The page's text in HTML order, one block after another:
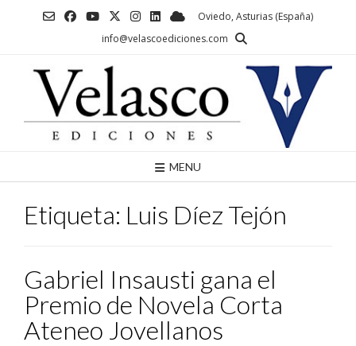
Oviedo, Asturias (España)
info@velascoediciones.com
MENU
Etiqueta: Luis Díez Tejón
Gabriel Insausti gana el
Premio de Novela Corta
Ateneo Jovellanos